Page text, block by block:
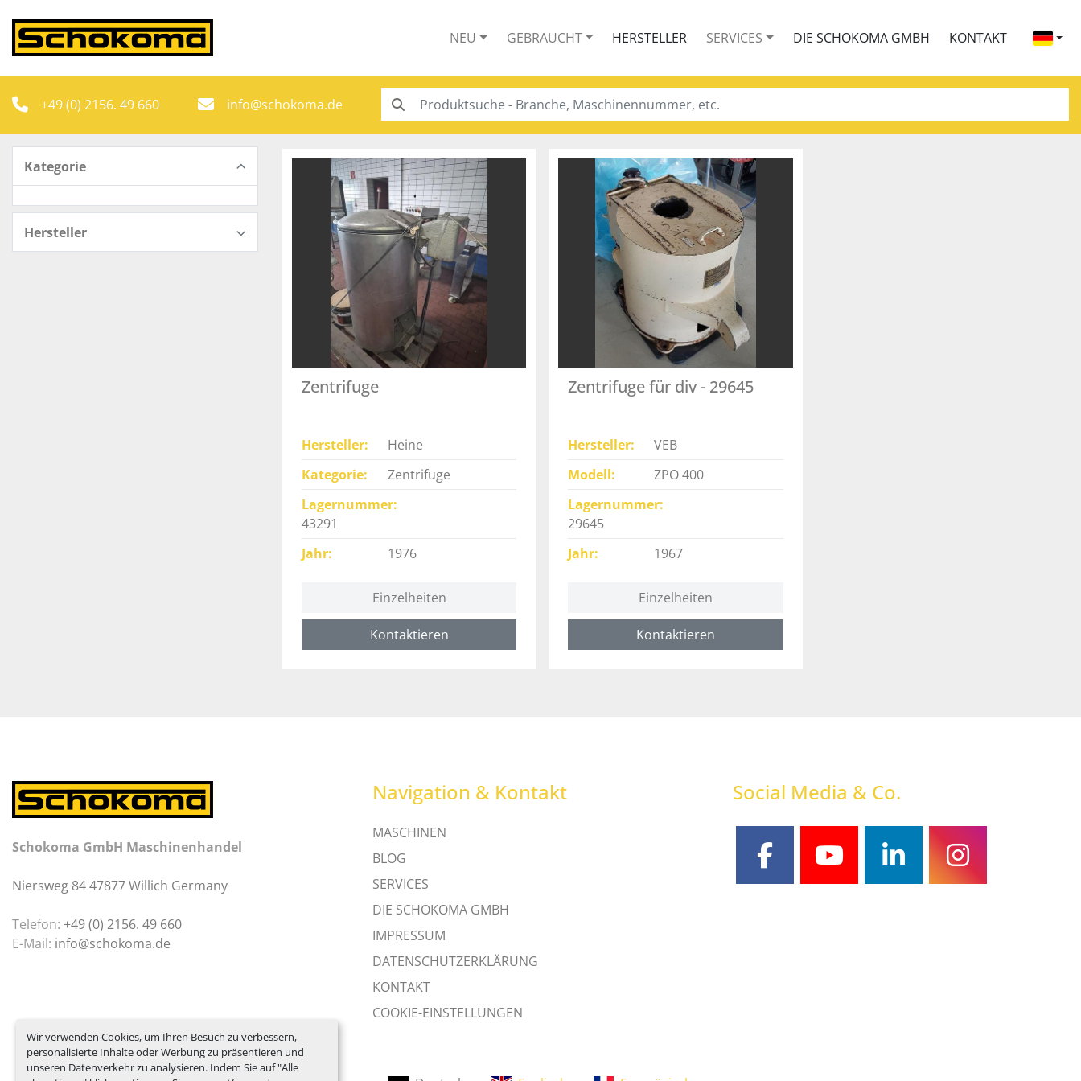
Wir verwenden Cookies, um Ihren Besuch zu verbessern,
personalisierte Inhalte oder Werbung zu präsentieren und
unseren Datenverkehr zu analysieren. Indem Sie auf "Alle
NEU GEBRAUCHT HERSTELLER SERVICES DIE SCHOKOMA GMBH KONTAKT
+49 (0) 2156. 49 660 info@schokoma.de
Kategorie
Hersteller
Zentrifuge
Hersteller
Heine
Kategorie
Zentrifuge
Lagernummer
43291
Jahr
1976
Einzelheiten
Kontaktieren
Zentrifuge für div - 29645
Hersteller
VEB
Modell
ZPO 400
Lagernummer
29645
Jahr
1967
Einzelheiten
Kontaktieren
Schokoma GmbH Maschinenhandel
Niersweg 84 47877 Willich Germany
Telefon: +49 (0) 2156. 49 660
E-Mail: info@schokoma.de
Navigation & Kontakt
MASCHINEN
BLOG
SERVICES
DIE SCHOKOMA GMBH
IMPRESSUM
DATENSCHUTZERKLÄRUNG
KONTAKT
COOKIE-EINSTELLUNGEN
Social Media & Co.
facebookyoutubelinkedininstagram